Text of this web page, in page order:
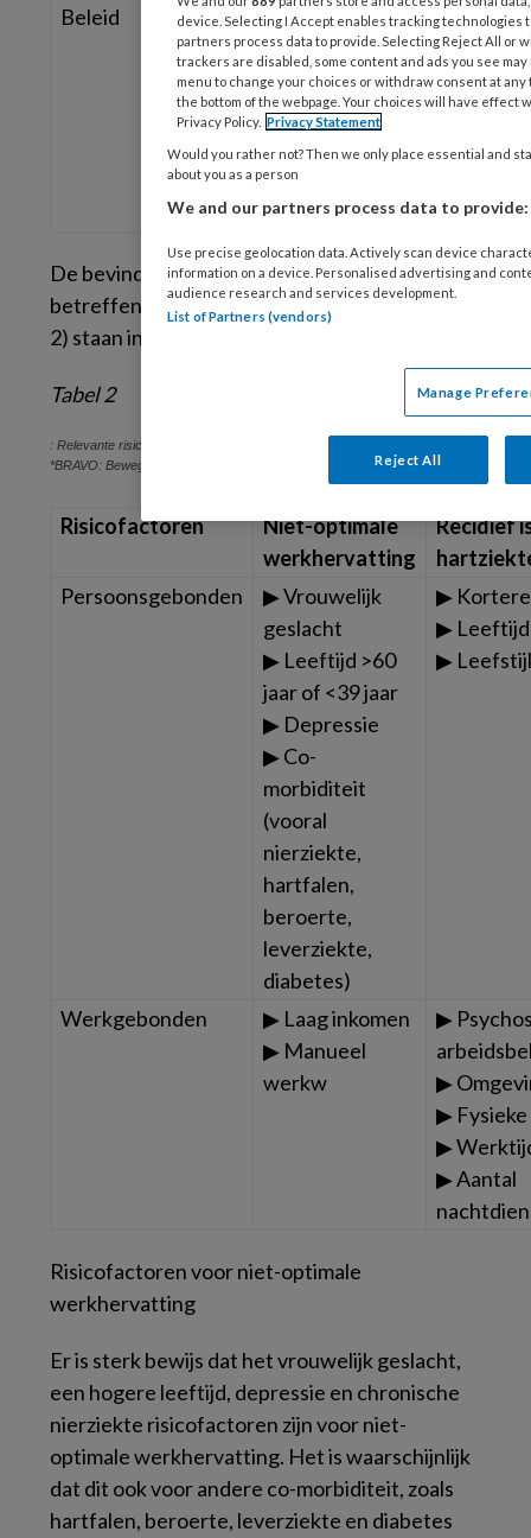
Beleid
een recidief en sterfte?
5
Wat is het effect van
(bedrijfsgeneeskundige)
interventies bij
werkenden met
ischemische hartziekten
op werkhervatting?
De bevindingen van de literatuurstudie
betreffende de etiologie (uitgangsvragen 1 en
2) staan in
Tabel 2
: Relevante risicofactoren.
*BRAVO: Bewegen, Roken, Alcohol, Voeding, Ontspanning.
Risicofactoren
Niet-optimale
werkhervatting
Recidief
Persoonsgebonden
▶ Vrouwelijk
geslacht
▶ Leeftijd >60
jaar of <39 jaar
▶ Depressie
▶ Co-
morbiditeit
(vooral
nierziekte,
hartfalen,
beroerte,
leverziekte,
diabetes)
▶
▶ Leeftijd
▶
Werkgebonden
▶ Laag inkomen
▶ Manueel
werkw
▶
▶
▶
▶
▶ Aantal
Risicofactoren voor niet-optimale
werkhervatting
Er is sterk bewijs dat het vrouwelijk geslacht,
een hogere leeftijd, depressie en chronische
nierziekte risicofactoren zijn voor niet-
optimale werkhervatting. Het is waarschijnlijk
dat dit ook voor andere co-morbiditeit, zoals
hartfalen, beroerte, leverziekte en diabetes
device. Selecting I Accept enables tracking
partners process data to provide. Selecting Reject All or
trackers are disabled, some content and ads you see
menu to change your choices or withdraw consent at
the bottom of the webpage. Your choices will have effect
Privacy Policy. Privacy Statement
Would you rather not? Then we only place essential and
about you as a person
We and our partners process data to provide:
Use precise geolocation data. Actively scan device
information on a device. Personalised advertising and
audience research and services development.
List of Partners (vendors)
Manage
Reject All